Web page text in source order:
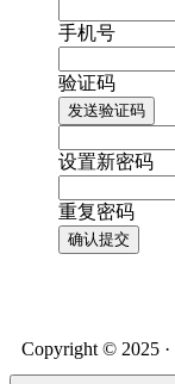
手机号
验证码
发送验证码
设置新密码
重复密码
确认提交
Copyright © 2025 ·